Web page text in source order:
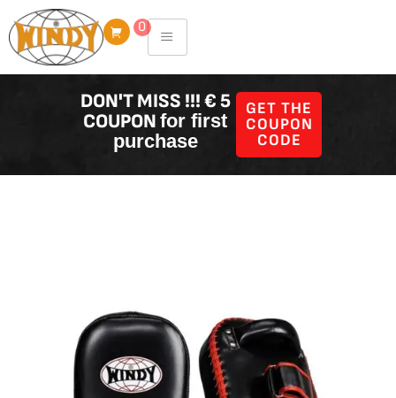
to
content
0
DON'T MISS !!! € 5
COUPONfor first
purchase
GET THE
COUPON
CODE